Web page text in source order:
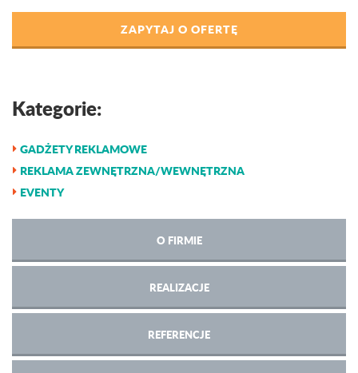
ZAPYTAJ O OFERTĘ
Kategorie:
GADŻETY REKLAMOWE
REKLAMA ZEWNĘTRZNA/WEWNĘTRZNA
EVENTY
O FIRMIE
REALIZACJE
REFERENCJE